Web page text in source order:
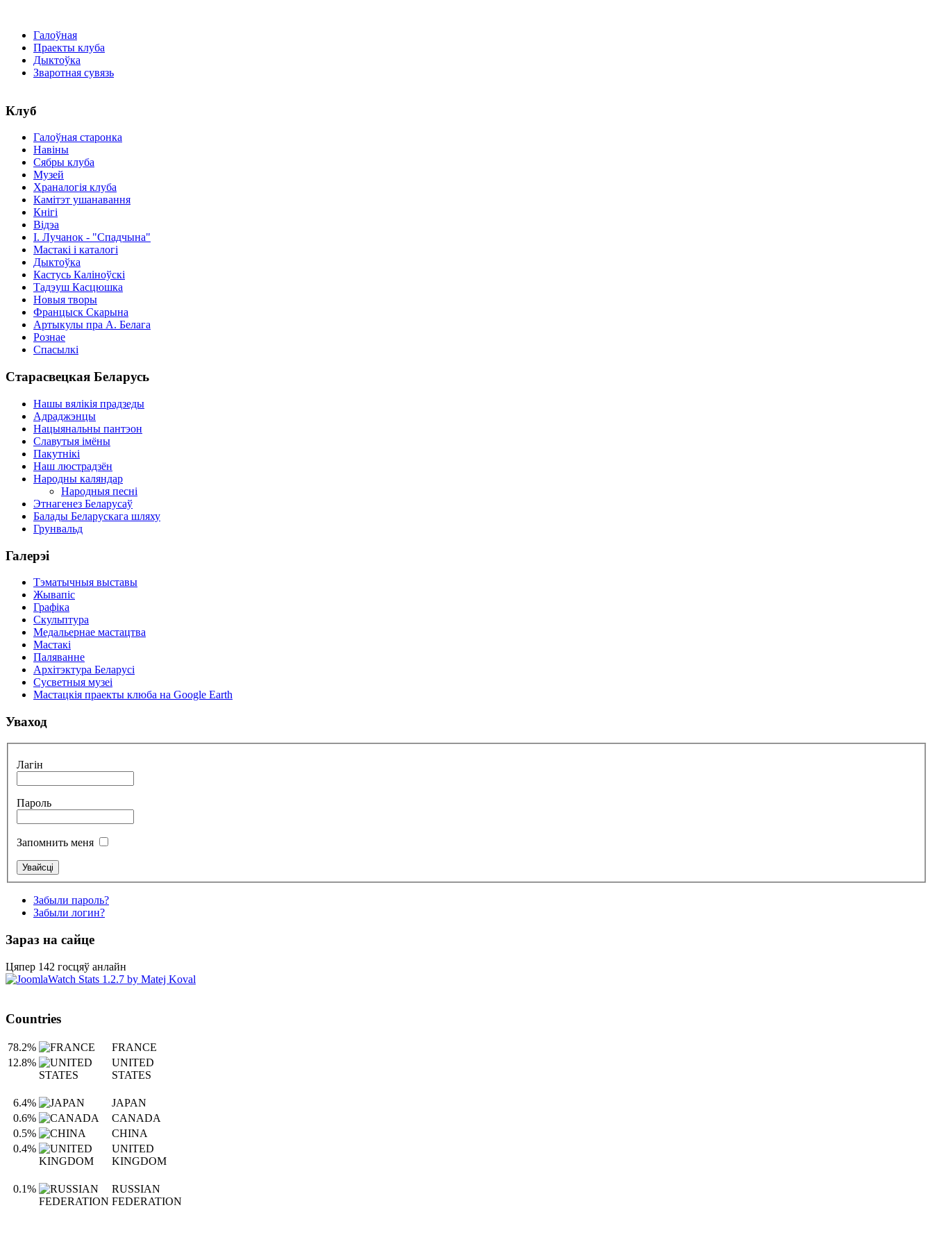
Галоўная
Праекты клуба
Дыктоўка
Зваротная сувязь
Клуб
Галоўная старонка
Навіны
Сябры клуба
Музей
Храналогія клуба
Камітэт ушанавання
Кнігі
Відэа
І. Лучанок - "Спадчына"
Мастакі i каталогi
Дыктоўка
Кастусь Каліноўскі
Тадэуш Касцюшка
Новыя творы
Францыск Скарына
Артыкулы пра А. Белага
Рознае
Спасылкі
Старасвецкая Беларусь
Нашы вялікія прадзеды
Адраджэнцы
Нацыянальны пантэон
Славутыя імёны
Пакутнікі
Наш люстрадзён
Народны каляндар
Народныя песні
Этнагенез Беларусаў
Балады Беларускага шляху
Грунвальд
Галерэі
Тэматычныя выставы
Жывапіс
Графіка
Скульптура
Медальернае мастацтва
Мастакі
Паляванне
Архітэктура Беларусі
Сусветныя музеі
Мастацкія праекты клюба на Google Earth
Уваход
Лагін
Пароль
Запомнить меня
Забыли пароль?
Забыли логин?
Зараз на сайце
Цяпер 142 госцяў анлайн
Countries
78.2%
FRANCE
12.8%
UNITED
STATES
6.4%
JAPAN
0.6%
CANADA
0.5%
CHINA
0.4%
UNITED
KINGDOM
0.1%
RUSSIAN
FEDERATION